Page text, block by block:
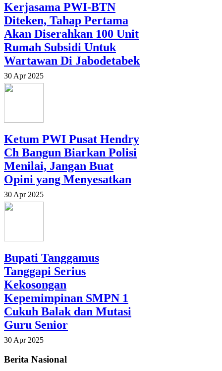
Kerjasama PWI-BTN
Diteken, Tahap Pertama
Akan Diserahkan 100 Unit
Rumah Subsidi Untuk
Wartawan Di Jabodetabek
30 Apr 2025
Ketum PWI Pusat Hendry
Ch Bangun Biarkan Polisi
Menilai, Jangan Buat
Opini yang Menyesatkan
30 Apr 2025
Bupati Tanggamus
Tanggapi Serius
Kekosongan
Kepemimpinan SMPN 1
Cukuh Balak dan Mutasi
Guru Senior
30 Apr 2025
Berita Nasional